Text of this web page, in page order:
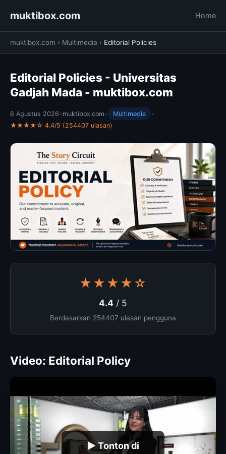
muktibox.com Home
muktibox.com › Multimedia › Editorial Policies
Editorial Policies - Universitas
Gadjah Mada - muktibox.com
6 Agustus 2026 • muktibox.com • Multimedia
•
★★★★☆ 4.4/5 (254407 ulasan)
★★★★☆
4.4 / 5
Berdasarkan 254407 ulasan pengguna
Video: Editorial Policy
▶ Tonton di